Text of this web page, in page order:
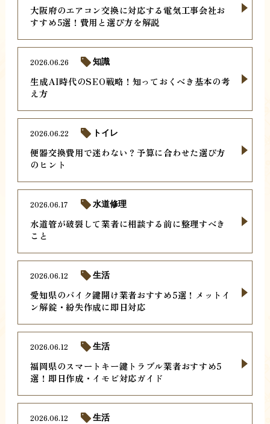
大阪府のエアコン交換に対応する電気工事会社お
すすめ5選！費用と選び方を解説
生成AI時代のSEO戦略！知っておくべき基本の考
え方
2026.06.26 知識
便器交換費用で迷わない？予算に合わせた選び方
のヒント
2026.06.22 トイレ
水道管が破裂して業者に相談する前に整理すべき
こと
2026.06.17 水道修理
愛知県のバイク鍵開け業者おすすめ5選！メットイ
ン解錠・紛失作成に即日対応
2026.06.12 生活
福岡県のスマートキー鍵トラブル業者おすすめ5
選！即日作成・イモビ対応ガイド
2026.06.12 生活
2026.06.12 生活